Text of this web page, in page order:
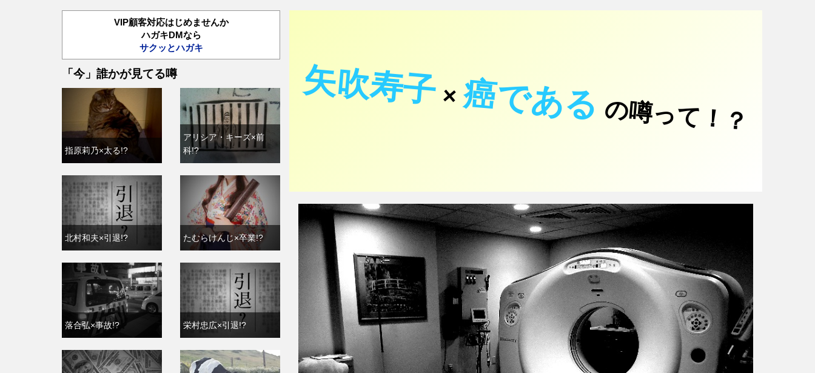
矢吹寿子×癌である の噂って！？
VIP顧客対応はじめませんか
ハガキDMなら
サクッとハガキ
「今」誰かが見てる噂
指原莉乃×太る!?
アリシア・キーズ×前
科!?
北村和夫×引退!? たむらけんじ×卒業!?
落合弘×事故!? 栄村忠広×引退!?